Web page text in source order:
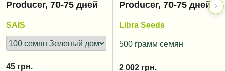
Producer, 70-75 дней
SAIS
45 грн.
Producer, 70-75 дней
Libra Seeds
500 грамм семян
2 002 грн.